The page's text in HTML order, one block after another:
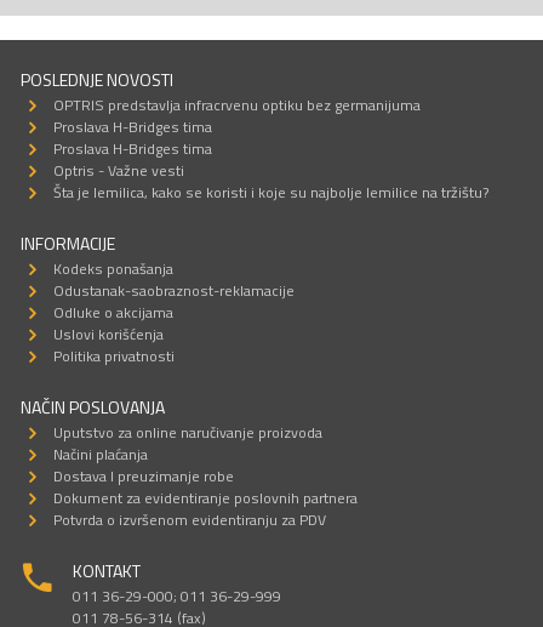
POSLEDNJE NOVOSTI
OPTRIS predstavlja infracrvenu optiku bez germanijuma
Proslava H-Bridges tima
Proslava H-Bridges tima
Optris - Važne vesti
Šta je lemilica, kako se koristi i koje su najbolje lemilice na tržištu?
INFORMACIJE
Kodeks ponašanja
Odustanak-saobraznost-reklamacije
Odluke o akcijama
Uslovi korišćenja
Politika privatnosti
NAČIN POSLOVANJA
Uputstvo za online naručivanje proizvoda
Načini plaćanja
Dostava I preuzimanje robe
Dokument za evidentiranje poslovnih partnera
Potvrda o izvršenom evidentiranju za PDV
KONTAKT
011 36-29-000; 011 36-29-999
011 78-56-314 (fax)